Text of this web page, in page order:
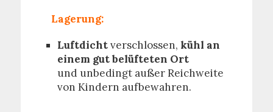
Lagerung:
Luftdichtverschlossen, kühl an
einem gut belüfteten Ort
und unbedingt außer Reichweite
von Kindern aufbewahren.